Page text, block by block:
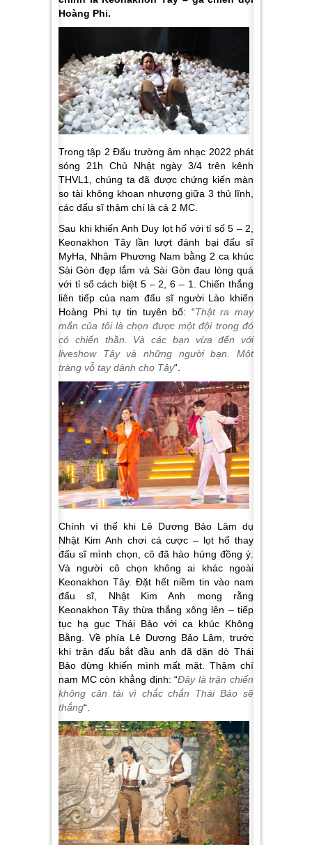
Hoàng Phi.
Trong tập 2 Đấu trường âm nhạc 2022 phát
sóng 21h Chủ Nhật ngày 3/4 trên kênh
THVL1, chúng ta đã được chứng kiến màn
so tài không khoan nhượng giữa 3 thủ lĩnh,
các đấu sĩ thậm chí là cả 2 MC.
Sau khi khiến Anh Duy lọt hố với tỉ số 5 – 2,
Keonakhon Tây lần lượt đánh bại đấu sĩ
MyHa, Nhâm Phương Nam bằng 2 ca khúc
Sài Gòn đẹp lắm và Sài Gòn đau lòng quá
với tỉ số cách biệt 5 – 2, 6 – 1. Chiến thắng
liên tiếp của nam đấu sĩ người Lào khiến
Hoàng Phi tự tin tuyên bố: “Thật ra may
mắn của tôi là chọn được một đội trong đó
có chiến thần. Và các bạn vừa đến với
liveshow Tây và những người bạn. Một
tràng vỗ tay dành cho Tây“.
Chính vì thế khi Lê Dương Bảo Lâm dụ
Nhật Kim Anh chơi cá cược – lọt hố thay
đấu sĩ mình chọn, cô đã hào hứng đồng ý.
Và người cô chọn không ai khác ngoài
Keonakhon Tây. Đặt hết niềm tin vào nam
đấu sĩ, Nhật Kim Anh mong rằng
Keonakhon Tây thừa thắng xông lên – tiếp
tục hạ gục Thái Bảo với ca khúc Không
Bằng. Về phía Lê Dương Bảo Lâm, trước
khi trận đấu bắt đầu anh đã dặn dò Thái
Bảo đừng khiến mình mất mặt. Thậm chí
nam MC còn khẳng định: “Đây là trận chiến
không cân tài vì chắc chắn Thái Bảo sẽ
thắng“.